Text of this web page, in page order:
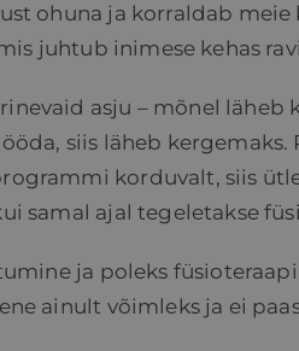
ohuna ja korraldab
juhtub inimese kehas
asju – mõnel
siis läheb
korduvalt, siis
samal ajal tegeletakse
ja poleks
ainult võimleks ja ei